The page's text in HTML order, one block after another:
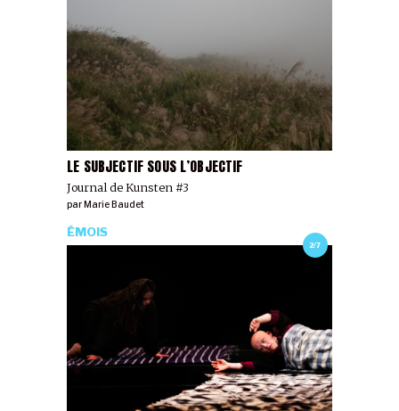
LE SUBJECTIF SOUS L’OBJECTIF
Journal de Kunsten #3
par Marie Baudet
2/7
ÉMOIS